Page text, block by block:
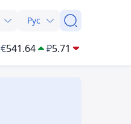
Рус
€541.64 ₽5.71